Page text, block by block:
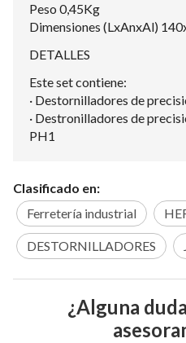
Peso 0,45Kg
Dimensiones (LxAnxAl)
DETALLES
Este set contiene:
· Destornilladores de
· Destronilladores de
PH1
Clasificado en:
Ferretería industrial
DESTORNILLADORES
¿Alguna